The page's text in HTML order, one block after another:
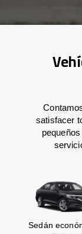
satisfacer
Sedán